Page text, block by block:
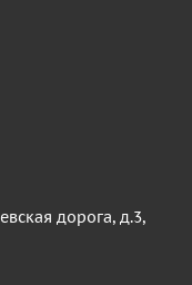
дорога, д.3,